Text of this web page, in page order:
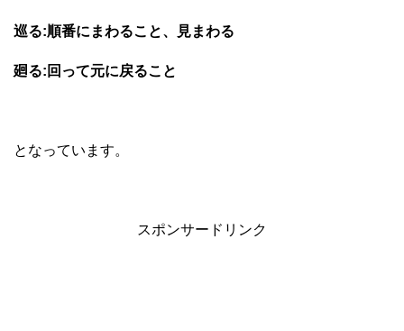
巡る:順番にまわること、見まわる
廻る:回って元に戻ること
となっています。
スポンサードリンク